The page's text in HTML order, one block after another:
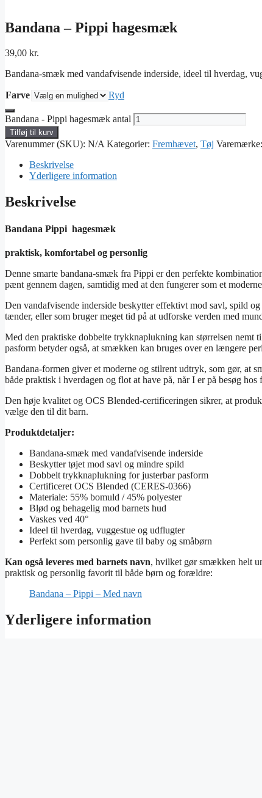
Bandana – Pippi hagesmæk
39,00 kr.
Bandana-smæk med vandafvisende inderside, ideel til hverdag,
Farve Ryd
Bandana - Pippi hagesmæk antal
Tilføj til kurv
Varenummer (SKU): N/A Kategorier: Fremhævet, Tøj Varemærke:
Beskrivelse
Yderligere information
Beskrivelse
Bandana Pippi hagesmæk
praktisk, komfortabel og personlig
Denne smarte bandana-smæk fra Pippi er den perfekte
pænt gennem dagen, samtidig med at den fungerer som et
Den vandafvisende inderside beskytter effektivt mod savl, spild
tænder, eller som bruger meget tid på at udforske verden med
Med den praktiske dobbelte trykknaplukning kan størrelsen nemt
pasform betyder også, at smækken kan bruges over en længere
Bandana-formen giver et moderne og stilrent udtryk, som gør,
både praktisk i hverdagen og flot at have på, når I er på besøg
Den høje kvalitet og OCS Blended-certificeringen sikrer, at
vælge den til dit barn.
Produktdetaljer:
Bandana-smæk med vandafvisende inderside
Beskytter tøjet mod savl og mindre spild
Dobbelt trykknaplukning for justerbar pasform
Certificeret OCS Blended (CERES-0366)
Materiale: 55% bomuld / 45% polyester
Blød og behagelig mod barnets hud
Vaskes ved 40°
Ideel til hverdag, vuggestue og udflugter
Perfekt som personlig gave til baby og småbørn
Kan også leveres med barnets navn, hvilket gør smækken helt
praktisk og personlig favorit til både børn og forældre:
Bandana – Pippi – Med navn
Yderligere information